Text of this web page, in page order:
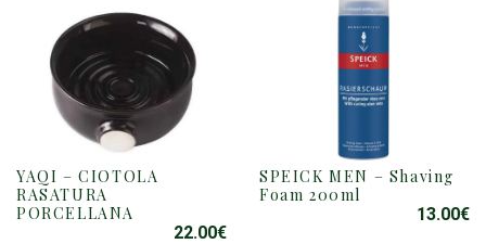
YAQI – CIOTOLA
RASATURA
PORCELLANA
QUESTO
PRODOTTO
HA
22.00€
SPEICK MEN – Shaving
Foam 200ml
13.00€